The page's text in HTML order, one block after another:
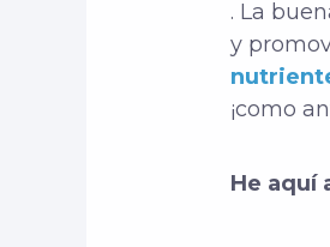
. La
y
¡como
He aquí